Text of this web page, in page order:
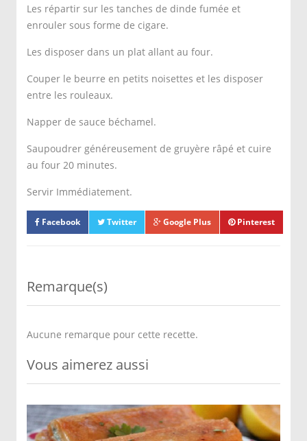
Les répartir sur les tanches de dinde fumée et
enrouler sous forme de cigare.
Les disposer dans un plat allant au four.
Couper le beurre en petits noisettes et les disposer
entre les rouleaux.
Napper de sauce béchamel.
Saupoudrer généreusement de gruyère râpé et cuire
au four 20 minutes.
Servir Immédiatement.
Facebook Twitter Google Plus Pinterest
Remarque(s)
Aucune remarque pour cette recette.
Vous aimerez aussi